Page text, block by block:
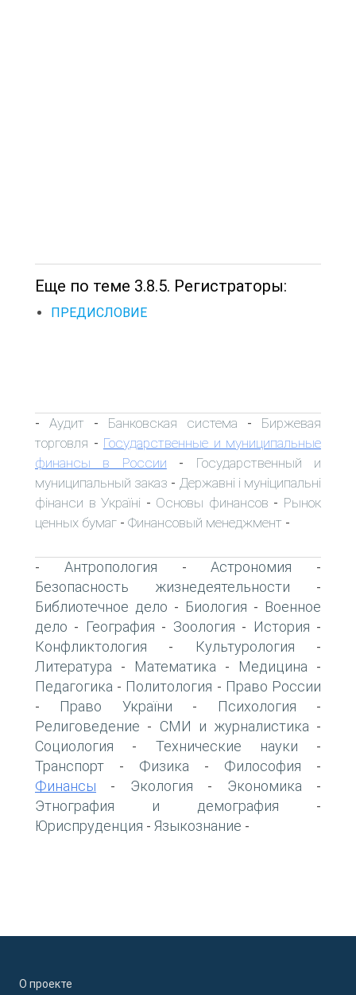
Еще по теме 3.8.5. Регистраторы:
ПРЕДИСЛОВИЕ
- Аудит - Банковская система - Биржевая
торговля - Государственные и муниципальные
финансы в России - Государственный и
муниципальный заказ - Державні і муніципальні
фінанси в Україні - Основы финансов - Рынок
ценных бумаг - Финансовый менеджмент -
- Антропология -Астрономия -
Безопасность жизнедеятельности -
Библиотечное дело - Биология - Военное
дело - География - Зоология - История -
Конфликтология - Культурология -
Литература - Математика - Медицина -
Педагогика - Политология - Право России
- Право України - Психология -
Религоведение - СМИ и журналистика -
Социология - Технические науки -
Транспорт - Физика - Философия -
Финансы - Экология - Экономика -
Этнография и демография -
Юриспруденция - Языкознание -
О проекте